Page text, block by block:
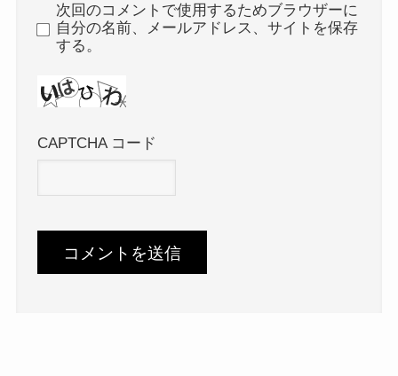
次回のコメントで使用するためブラウザーに
自分の名前、メールアドレス、サイトを保存
する。
CAPTCHA コード